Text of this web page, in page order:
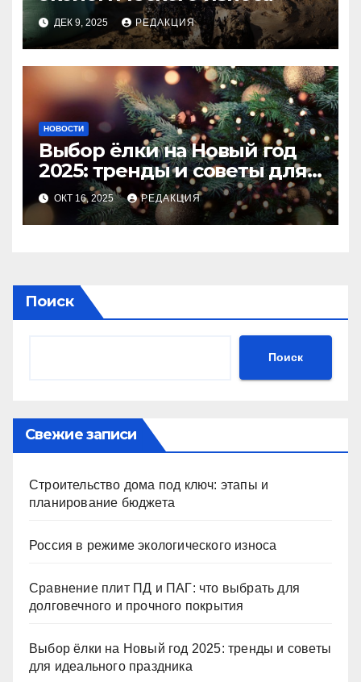
ДЕК 9, 2025 РЕДАКЦИЯ
НОВОСТИ
Выбор ёлки на Новый год
2025: тренды и советы для
идеального праздника
ОКТ 16, 2025 РЕДАКЦИЯ
Поиск
Поиск
Свежие записи
Строительство дома под ключ: этапы и
планирование бюджета
Россия в режиме экологического износа
Сравнение плит ПД и ПАГ: что выбрать для
долговечного и прочного покрытия
Выбор ёлки на Новый год 2025: тренды и советы
для идеального праздника